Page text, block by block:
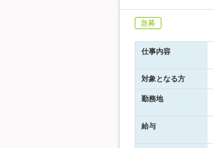
急募
仕事内容
対象となる方
勤務地
給与